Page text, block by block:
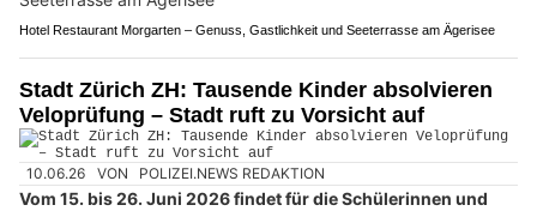
Hotel Restaurant Morgarten – Genuss, Gastlichkeit und Seeterrasse am Ägerisee
Stadt Zürich ZH: Tausende Kinder absolvieren
Veloprüfung – Stadt ruft zu Vorsicht auf
10.06.26 VON POLIZEI.NEWS REDAKTION
Vom 15. bis 26. Juni 2026 findet für die Schülerinnen und